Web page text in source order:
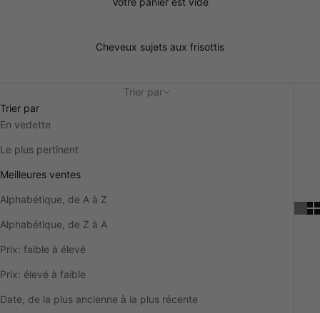
Cheveux sujets aux frisottis
Trier par
Trier par
En vedette
Le plus pertinent
Meilleures ventes
Alphabétique, de A à Z
Alphabétique, de Z à A
Prix: faible à élevé
Prix: élevé à faible
Date, de la plus ancienne à la plus récente